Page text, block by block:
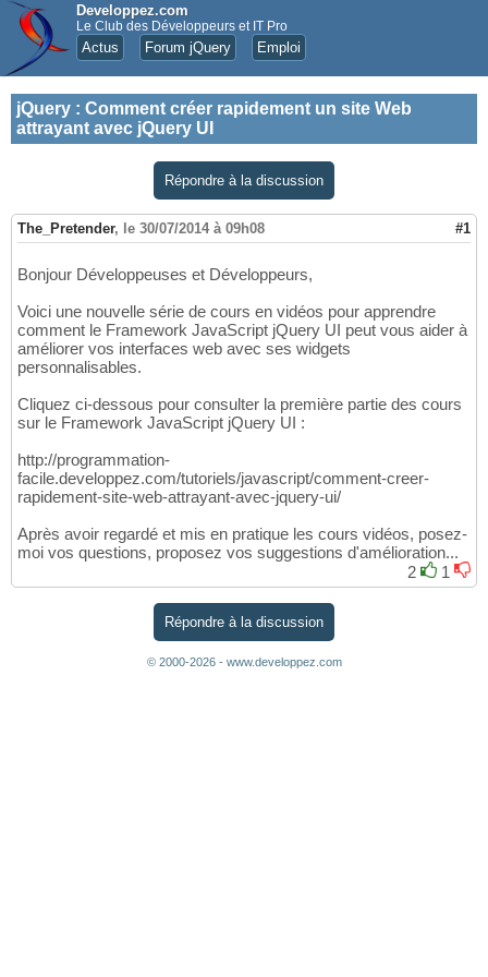
Developpez.com
Le Club des Développeurs et IT Pro
Actus Forum jQuery Emploi
jQuery : Comment créer rapidement un site Web
attrayant avec jQuery UI
Répondre à la discussion
The_Pretender, le 30/07/2014 à 09h08 #1
Bonjour Développeuses et Développeurs,
Voici une nouvelle série de cours en vidéos pour apprendre
comment le Framework JavaScript jQuery UI peut vous aider à
améliorer vos interfaces web avec ses widgets
personnalisables.
Cliquez ci-dessous pour consulter la première partie des cours
sur le Framework JavaScript jQuery UI :
http://programmation-
facile.developpez.com/tutoriels/javascript/comment-creer-
rapidement-site-web-attrayant-avec-jquery-ui/
Après avoir regardé et mis en pratique les cours vidéos, posez-
moi vos questions, proposez vos suggestions d'amélioration...
2
1
Répondre à la discussion
© 2000-2026 - www.developpez.com